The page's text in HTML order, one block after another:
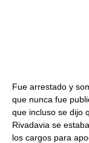
Fue arrestado y
que nunca fue
que incluso se dijo
Rivadavia se
los cargos para